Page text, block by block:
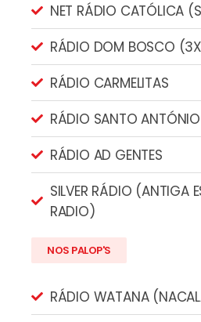
NET RÁDIO CATÓLICA
RÁDIO DOM BOSCO
RÁDIO CARMELITAS
RÁDIO SANTO ANTÓNIO
RÁDIO AD GENTES
SILVER RÁDIO (ANTIGA
RADIO)
NOS PALOP'S
RÁDIO WATANA